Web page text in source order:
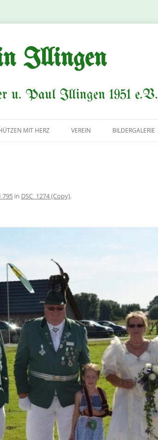
Illingen
u. Paul Illingen 1951 e.V.
MIT HERZ VEREIN BILDERGALERIE
795 in DSC_1274 (Copy).